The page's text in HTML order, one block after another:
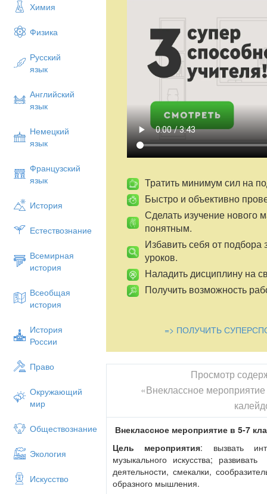
Химия
Физика
Русский
язык
Английский
язык
Немецкий
язык
Французский
язык
История
Естествознание
Всемирная
история
Всеобщая
история
История
России
Право
Окружающий
мир
Обществознание
Экология
Искусство
Тратить минимум сил на
Быстро и объективно
Сделать изучение нового
понятным.
Избавить себя от подбора
уроков.
Наладить дисциплину на
Получить возможность
=> ПОЛУЧИТЬ
Просмотр
«Внеклассное
Внеклассное мероприятие в 5-7
Цель мероприятия: вызвать
музыкального искусства;
деятельности, смекалки,
образного мышления.